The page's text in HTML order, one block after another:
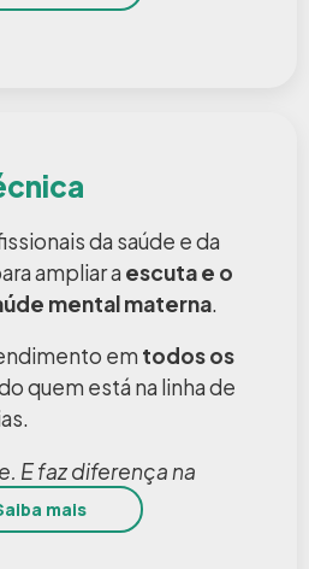
da saúde e da
ampliar a escuta e o
mental materna.
em todos os
quem está na linha de
E faz diferença na
mais